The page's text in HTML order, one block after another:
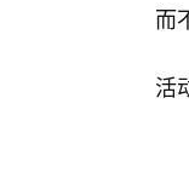
而
活